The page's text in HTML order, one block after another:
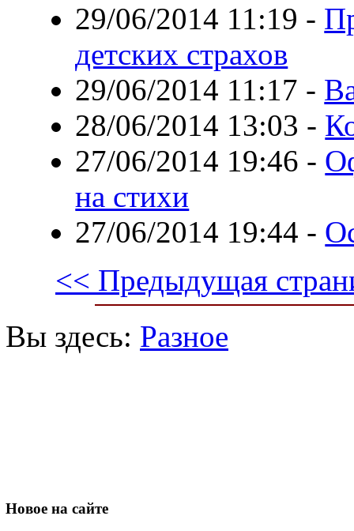
29/06/2014 11:19 -
детских страхов
29/06/2014 11:17 -
28/06/2014 13:03 -
27/06/2014 19:46 -
на стихи
27/06/2014 19:44 -
<< Предыдущая
Вы здесь: Разное
Новое на сайте